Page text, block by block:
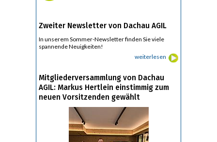
Zweiter Newsletter von Dachau AGIL
In unserem Sommer-Newsletter finden Sie viele
spannende Neuigkeiten!
weiterlesen
Mitgliederversammlung von Dachau
AGIL: Markus Hertlein einstimmig zum
neuen Vorsitzenden gewählt